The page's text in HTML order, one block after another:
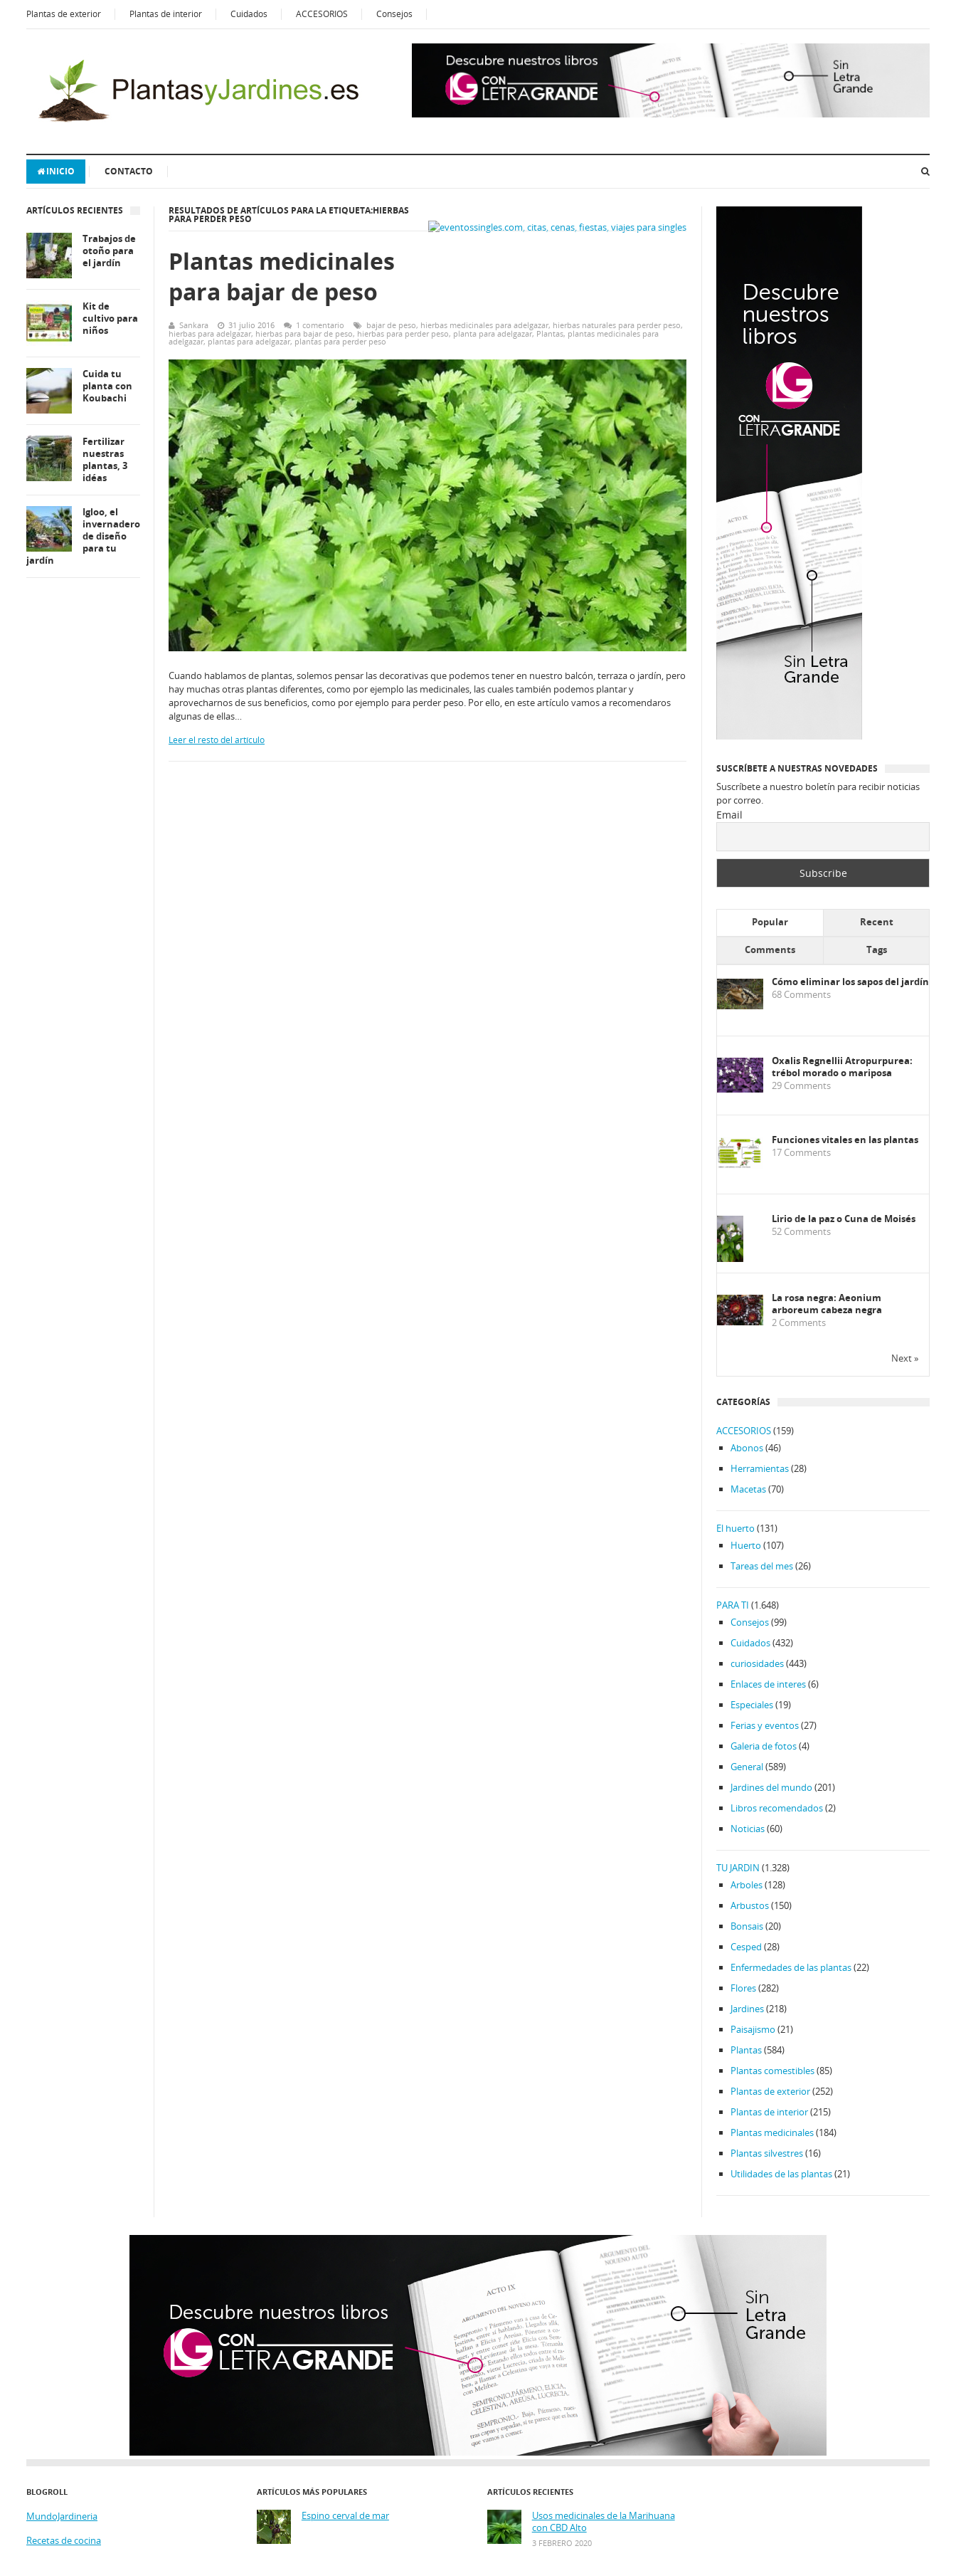
Plantas de exterior Plantas de interior Cuidados ACCESORIOS Consejos
INICIO CONTACTO
RESULTADOS DE ARTÍCULOS PARA LA ETIQUETA:HIERBAS
PARA PERDER PESO
Plantas medicinales
para bajar de peso
Sankara 31 julio 2016 1 comentario bajar de peso, hierbas medicinales para adelgazar, hierbas naturales para perder peso,
hierbas para adelgazar, hierbas para bajar de peso, hierbas para perder peso, planta para adelgazar, Plantas, plantas medicinales para
adelgazar, plantas para adelgazar, plantas para perder peso
Cuando hablamos de plantas, solemos pensar las decorativas que podemos tener en nuestro balcón, terraza o jardín, pero
hay muchas otras plantas diferentes, como por ejemplo las medicinales, las cuales también podemos plantar y
aprovecharnos de sus beneficios, como por ejemplo para perder peso. Por ello, en este artículo vamos a recomendaros
algunas de ellas…
Leer el resto del artículo
ARTÍCULOS RECIENTES
Trabajos de
otoño para
el jardín
Kit de
cultivo para
niños
Cuida tu
planta con
Koubachi
Fertilizar
nuestras
plantas, 3
idéas
Igloo, el
invernadero
de diseño
para tu
jardín
SUSCRÍBETE A NUESTRAS NOVEDADES
Suscríbete a nuestro boletín para recibir noticias
por correo.
Email
Popular Recent
Comments Tags
Cómo eliminar los sapos del jardín
68 Comments
Oxalis Regnellii Atropurpurea:
trébol morado o mariposa
29 Comments
Funciones vitales en las plantas
17 Comments
Lirio de la paz o Cuna de Moisés
52 Comments
La rosa negra: Aeonium
arboreum cabeza negra
2 Comments
Next »
CATEGORÍAS
ACCESORIOS(159)
Abonos(46)
Herramientas(28)
Macetas(70)
El huerto (131)
Huerto (107)
Tareas del mes(26)
PARA TI (1.648)
Consejos(99)
Cuidados(432)
curiosidades(443)
Enlaces de interes(6)
Especiales(19)
Ferias y eventos(27)
Galeria de fotos(4)
General(589)
Jardines del mundo (201)
Libros recomendados(2)
Noticias(60)
TU JARDIN (1.328)
Arboles(128)
Arbustos(150)
Bonsais(20)
Cesped (28)
Enfermedades de las plantas(22)
Flores(282)
Jardines(218)
Paisajismo (21)
Plantas(584)
Plantas comestibles(85)
Plantas de exterior(252)
Plantas de interior(215)
Plantas medicinales(184)
Plantas silvestres(16)
Utilidades de las plantas(21)
BLOGROLL
MundoJardineria
Recetas de cocina
ARTÍCULOS MÁS POPULARES
Espino cerval de mar
ARTÍCULOS RECIENTES
Usos medicinales de la Marihuana
con CBD Alto
3 FEBRERO 2020